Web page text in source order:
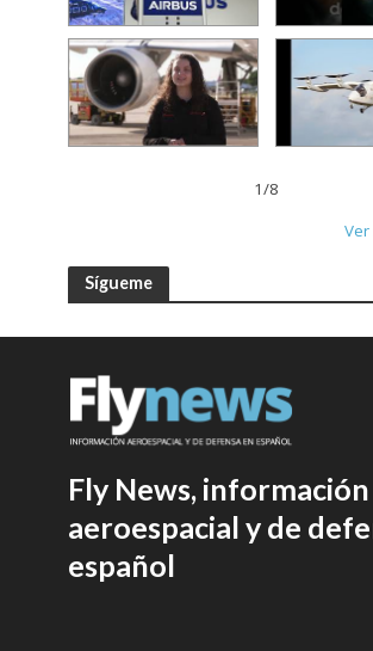
1/8
Sígueme
Fly News, información
aeroespacial y de
español